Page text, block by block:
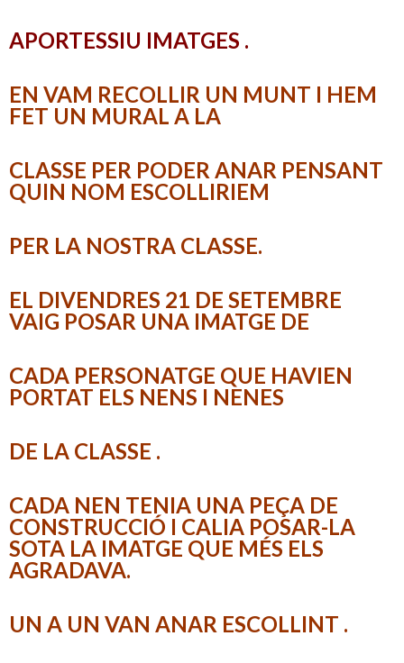
APORTESSIU IMATGES .
EN VAM RECOLLIR UN MUNT I HEM
FET UN MURAL A LA
CLASSE PER PODER ANAR PENSANT
QUIN NOM ESCOLLIRIEM
PER LA NOSTRA CLASSE.
EL DIVENDRES 21 DE SETEMBRE
VAIG POSAR UNA IMATGE DE
CADA PERSONATGE QUE HAVIEN
PORTAT ELS NENS I NENES
DE LA CLASSE .
CADA NEN TENIA UNA PEÇA DE
CONSTRUCCIÓ I CALIA POSAR-LA
SOTA LA IMATGE QUE MÉS ELS
AGRADAVA.
UN A UN VAN ANAR ESCOLLINT .